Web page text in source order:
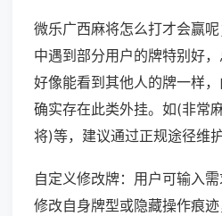
微乐广西麻将怎么打才会赢
中遇到部分用户的牌特别好
好像能看到其他人的牌一样，
确实存在此类外挂。如(非常
将)等，建议通过正规途径维
自定义修改牌：用户可输入需
修改自身牌型或隐藏操作痕